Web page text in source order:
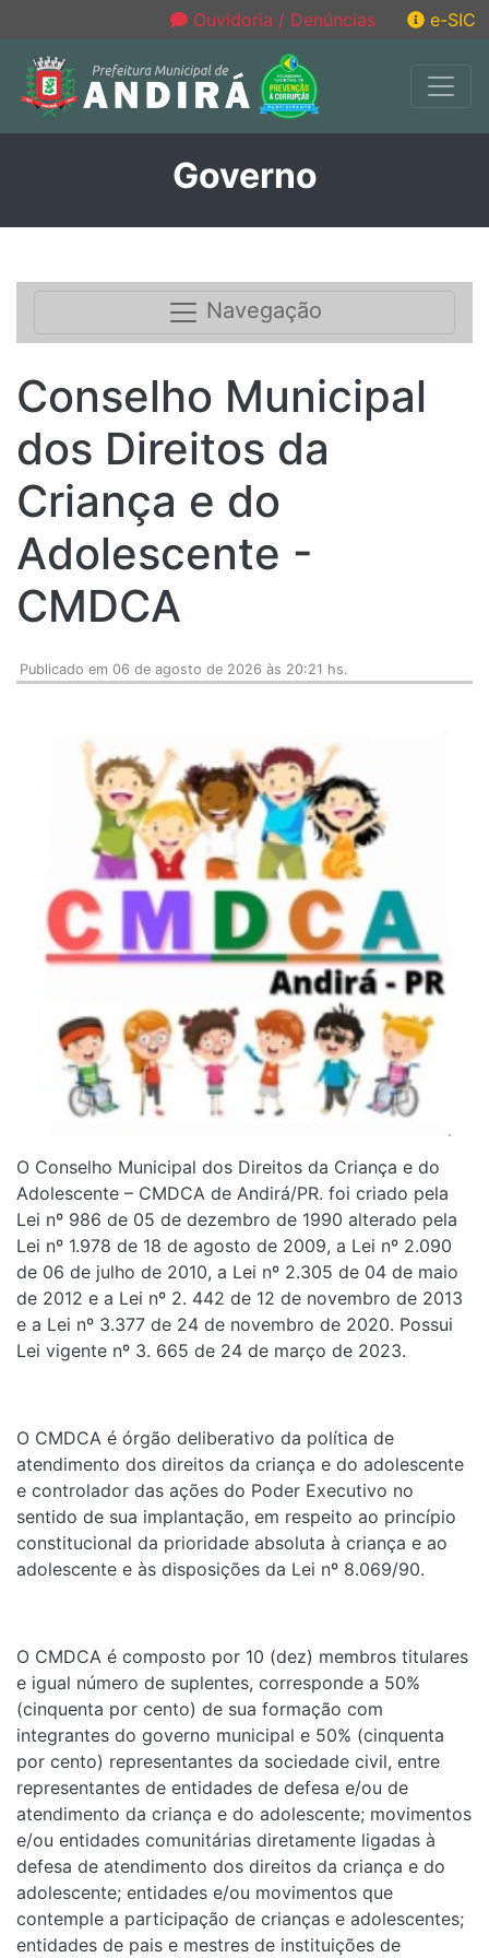
Ouvidoria / Denúncias e-SIC
Governo
Navegação
Conselho Municipal
dos Direitos da
Criança e do
Adolescente -
CMDCA
Publicado em 06 de agosto de 2026 às 20:21 hs.
O Conselho Municipal dos Direitos da Criança e do
Adolescente – CMDCA de Andirá/PR. foi criado pela
Lei nº 986 de 05 de dezembro de 1990 alterado pela
Lei nº 1.978 de 18 de agosto de 2009, a Lei nº 2.090
de 06 de julho de 2010, a Lei nº 2.305 de 04 de maio
de 2012 e a Lei nº 2. 442 de 12 de novembro de 2013
e a Lei nº 3.377 de 24 de novembro de 2020. Possui
Lei vigente nº 3. 665 de 24 de março de 2023.
O CMDCA é órgão deliberativo da política de
atendimento dos direitos da criança e do adolescente
e controlador das ações do Poder Executivo no
sentido de sua implantação, em respeito ao princípio
constitucional da prioridade absoluta à criança e ao
adolescente e às disposições da Lei nº 8.069/90.
O CMDCA é composto por 10 (dez) membros titulares
e igual número de suplentes, corresponde a 50%
(cinquenta por cento) de sua formação com
integrantes do governo municipal e 50% (cinquenta
por cento) representantes da sociedade civil, entre
representantes de entidades de defesa e/ou de
atendimento da criança e do adolescente; movimentos
e/ou entidades comunitárias diretamente ligadas à
defesa de atendimento dos direitos da criança e do
adolescente; entidades e/ou movimentos que
contemple a participação de crianças e adolescentes;
entidades de pais e mestres de instituições de